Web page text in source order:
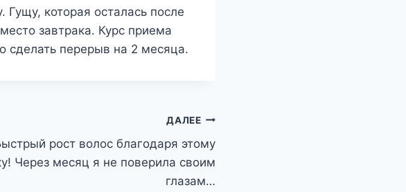
которая осталась после
завтрака. Курс приема
сделать перерыв на 2 месяца.
ДАЛЕЕ
рост волос благодаря этому
Через месяц я не поверила своим
глазам…